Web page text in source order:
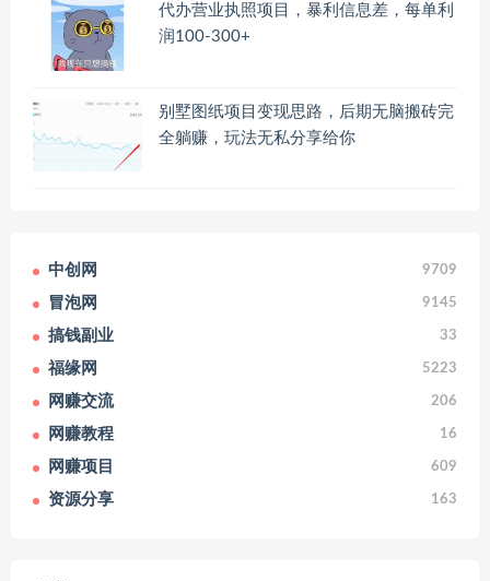
代办营业执照项目，暴利信息差，每单利
润100-300+
别墅图纸项目变现思路，后期无脑搬砖完
全躺赚，玩法无私分享给你
中创网 9709
冒泡网 9145
搞钱副业 33
福缘网 5223
网赚交流 206
网赚教程 16
网赚项目 609
资源分享 163